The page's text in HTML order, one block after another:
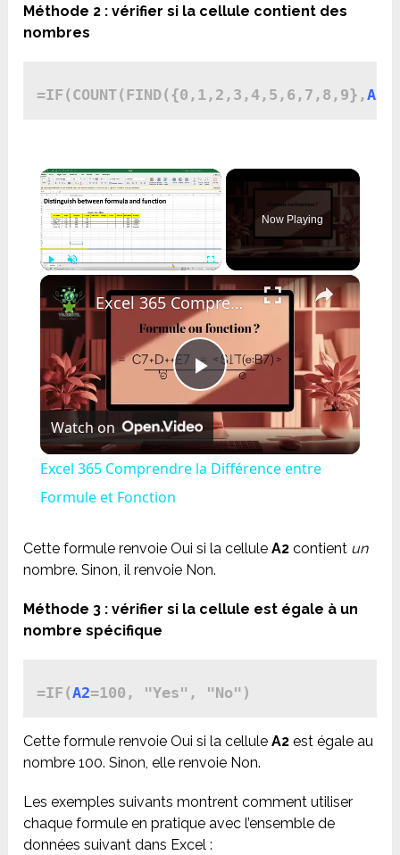
Méthode 2 : vérifier si la cellule contient des
nombres
=IF(COUNT(FIND({0,1,2,3,4,5,6,7,8,9},A2
×
Now Playing
×
Play
Video
Excel 365 Comprendre la Différence entre Formule et Fonction
Watch on
Excel 365 Comprendre la Différence entre
Formule et Fonction
Cette formule renvoie Oui si la celluleA2 contient un
nombre. Sinon, il renvoie Non.
Méthode 3 : vérifier si la cellule est égale à un
nombre spécifique
=IF(A2
Cette formule renvoie Oui si la celluleA2 est égale au
nombre 100. Sinon, elle renvoie Non.
Les exemples suivants montrent comment utiliser
chaque formule en pratique avec l’ensemble de
données suivant dans Excel :